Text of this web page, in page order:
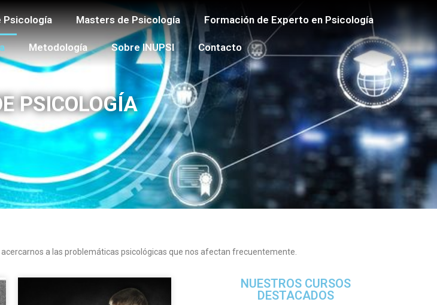
Psicología Masters de Psicología Formación de Experto en Psicología
Metodología Sobre INUPSI Contacto
PSICOLOGÍA
a las problemáticas psicológicas que nos afectan frecuentemente.
NUESTROS CURSOS
DESTACADOS